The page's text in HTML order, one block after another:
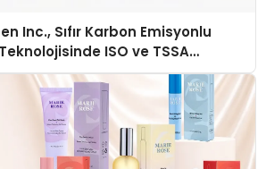
Inc., Sıfır Karbon Emisyonlu
ISO ve TSSA
Aldı